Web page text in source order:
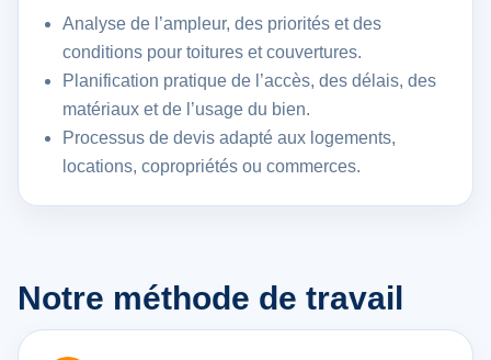
Analyse de l’ampleur, des priorités et des
conditions pour toitures et couvertures.
Planification pratique de l’accès, des délais, des
matériaux et de l’usage du bien.
Processus de devis adapté aux logements,
locations, copropriétés ou commerces.
Notre méthode de travail